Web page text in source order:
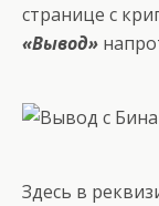
странице с
«Вывод»
Здесь в